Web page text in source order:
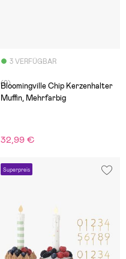
3 VERFÜGBAR
(0)
Bloomingville Chip Kerzenhalter
Muffin, Mehrfarbig
32,99 €
Superpreis